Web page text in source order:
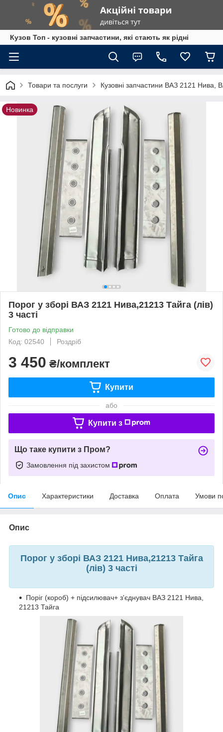
Кузов Топ - кузовні запчастини, які стають як рідні
Товари та послуги Кузовні запчастини ВАЗ 2121 Нива,
Новинка
Порог у зборі ВАЗ 2121 Нива,21213 Тайга (лів)
3 часті
Готово до відправки
Код: 02540
Роздріб
3 450 ₴/комплект
Купити
або
Купити з
Що таке купити з Пром?
Замовлення під захистом
Опис Характеристики Доставка Оплата Умови
Опис
Порог у зборі ВАЗ 2121 Нива,21213 Тайга
(лів) 3 часті
Поріг (короб) + підсилювач+ з'єднувач ВАЗ 2121 Нива,
21213 Тайга